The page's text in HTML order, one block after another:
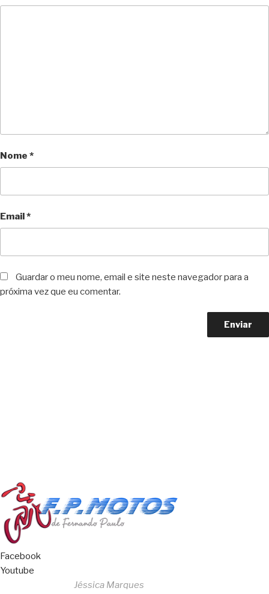
Nome *
Email*
Guardar o meu nome, email e site neste navegador para a
próxima vez que eu comentar.
Facebook
Youtube
Jéssica Marques